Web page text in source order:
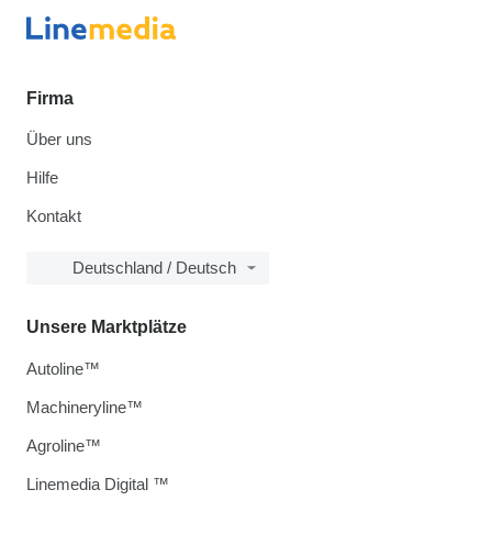
Firma
Über uns
Hilfe
Kontakt
Deutschland / Deutsch
Unsere Marktplätze
Autoline™
Machineryline™
Agroline™
Linemedia Digital ™